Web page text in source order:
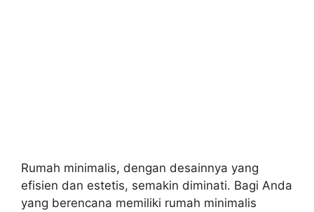
Rumah minimalis, dengan desainnya yang
efisien dan estetis, semakin diminati. Bagi Anda
yang berencana memiliki rumah minimalis